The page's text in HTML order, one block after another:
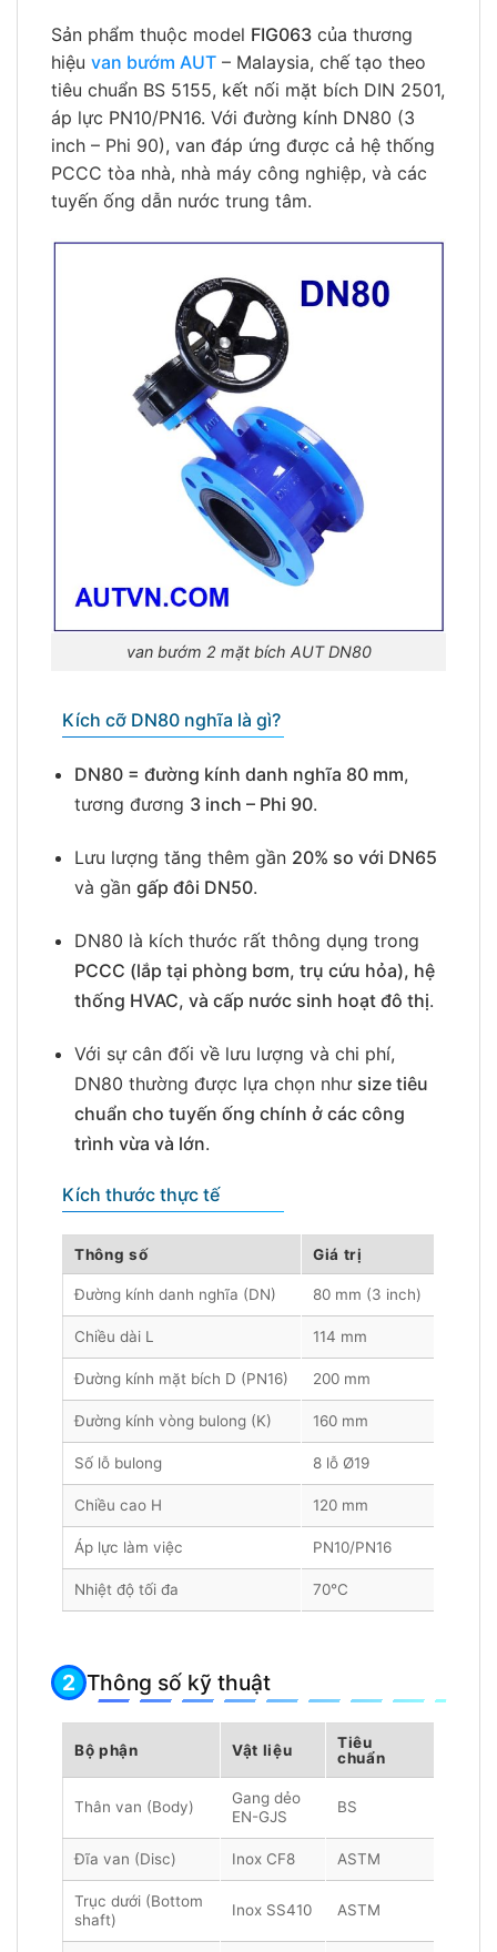
Sản phẩm thuộc model FIG063 của thương
hiệu van bướm AUT – Malaysia, chế tạo theo
tiêu chuẩn BS 5155, kết nối mặt bích DIN 2501,
áp lực PN10/PN16. Với đường kính DN80 (3
inch – Phi 90), van đáp ứng được cả hệ thống
PCCC tòa nhà, nhà máy công nghiệp, và các
tuyến ống dẫn nước trung tâm.
van bướm 2 mặt bích AUT DN80
Kích cỡ DN80 nghĩa là gì?
DN80 = đường kính danh nghĩa 80 mm,
tương đương 3 inch – Phi 90.
Lưu lượng tăng thêm gần 20% so với DN65
và gần gấp đôi DN50.
DN80 là kích thước rất thông dụng trong
PCCC (lắp tại phòng bơm, trụ cứu hỏa), hệ
thống HVAC, và cấp nước sinh hoạt đô thị.
Với sự cân đối về lưu lượng và chi phí,
DN80 thường được lựa chọn như size tiêu
chuẩn cho tuyến ống chính ở các công
trình vừa và lớn.
Kích thước thực tế
Thông số Giá trị
Đường kính danh nghĩa (DN) 80 mm (3 inch)
Chiều dài L 114 mm
Đường kính mặt bích D (PN16) 200 mm
Đường kính vòng bulong (K) 160 mm
Số lỗ bulong 8 lỗ Ø19
Chiều cao H 120 mm
Áp lực làm việc PN10/PN16
Nhiệt độ tối đa 70°C
Thông số kỹ thuật
Bộ phận Vật liệu
Tiêu
chuẩn
Thân van (Body)
Gang dẻo
EN-GJS
BS
Đĩa van (Disc) Inox CF8 ASTM
Trục dưới (Bottom
shaft)
Inox SS410 ASTM